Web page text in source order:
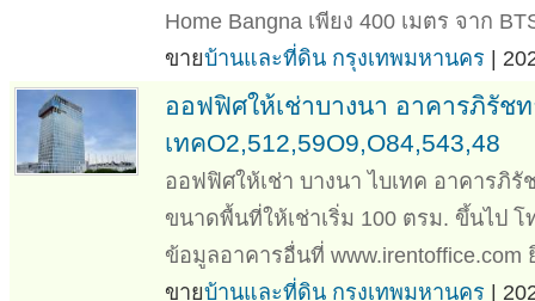
Home Bangna เพียง 400 เมตร จาก
ขายบ้านและที่ดิน กรุงเทพมหานคร |
ออฟฟิศให้เช่าบางนา อาคารภิรัชท
เทคO2,512,59O9,O84,543,48
ออฟฟิศให้เช่า บางนา ไบเทค อาคารภิรั
ขนาดพื้นที่ให้เช่าเริ่ม 100 ตรม. ขึ้นไป โ
ข้อมูลอาคารอื่นที่ www.irentoffice.com
ขายบ้านและที่ดิน กรุงเทพมหานคร |